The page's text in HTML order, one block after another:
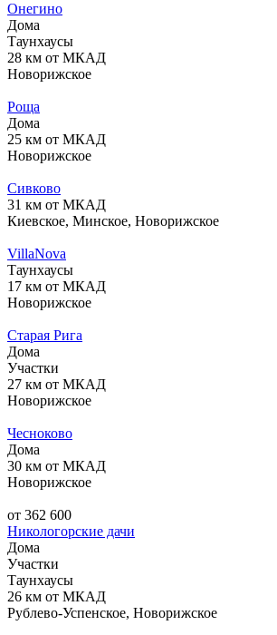
Онегино
Дома
Таунхаусы
28 км от МКАД
Новорижское
Роща
Дома
25 км от МКАД
Новорижское
Сивково
31 км от МКАД
Киевское, Минское, Новорижское
VillaNova
Таунхаусы
17 км от МКАД
Новорижское
Старая Рига
Дома
Участки
27 км от МКАД
Новорижское
Чесноково
Дома
30 км от МКАД
Новорижское
от 362 600
Никологорские дачи
Дома
Участки
Таунхаусы
26 км от МКАД
Рублево-Успенское, Новорижское